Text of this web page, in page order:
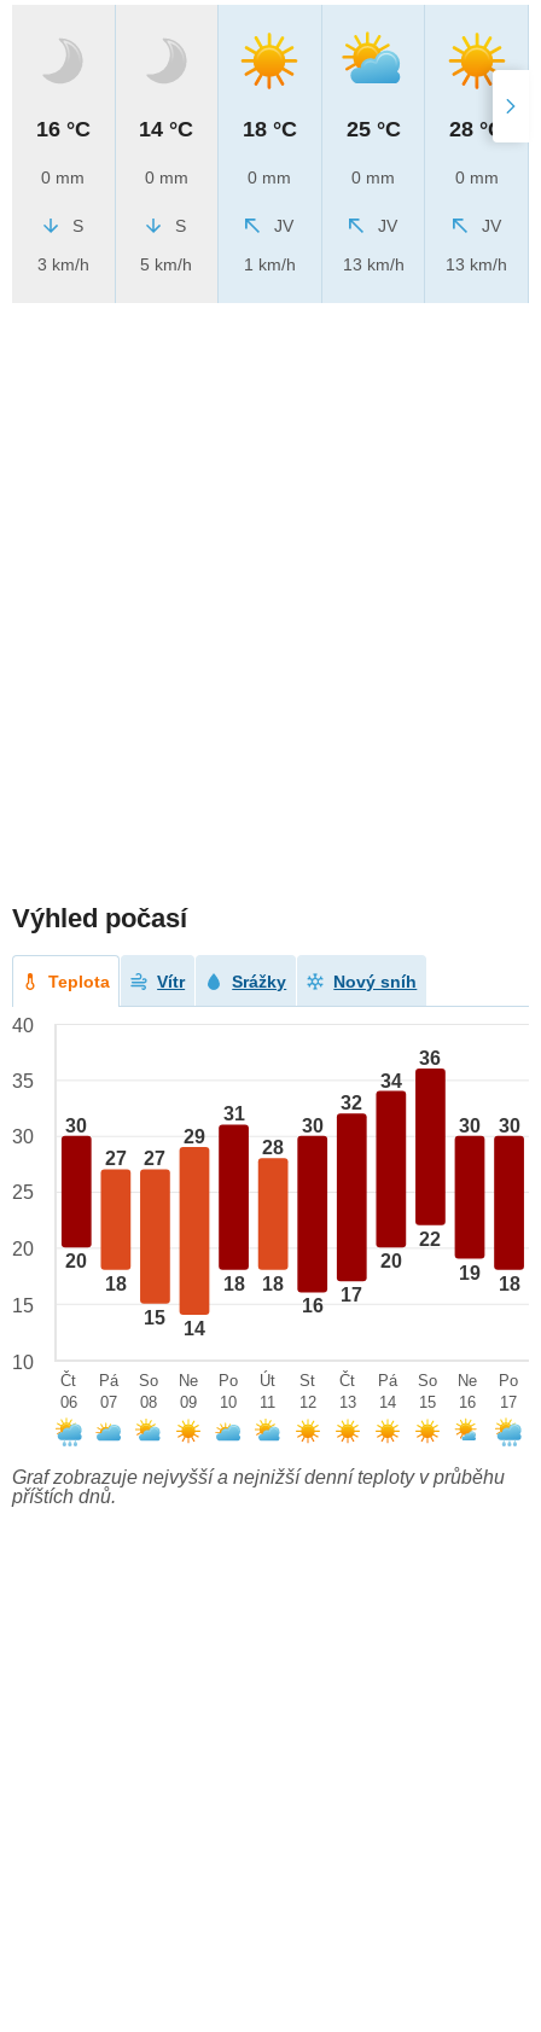
16 °C
0 mm
S
3 km/h
14 °C
0 mm
S
5 km/h
18 °C
0 mm
JV
1 km/h
25 °C
0 mm
JV
13 km/h
28 °C
0 mm
JV
13 km/h
Výhled počasí
Teplota Vítr Srážky Nový sníh
30
20
27
18
27
15
29
14
31
18
28
18
30
16
32
17
34
20
36
22
30
19
30
18
40
35
30
25
20
15
10
Čt
06
Pá
07
So
08
Ne
09
Po
10
Út
11
St
12
Čt
13
Pá
14
So
15
Ne
16
Po
17
Graf zobrazuje nejvyšší a nejnižší denní teploty v průběhu
příštích dnů.